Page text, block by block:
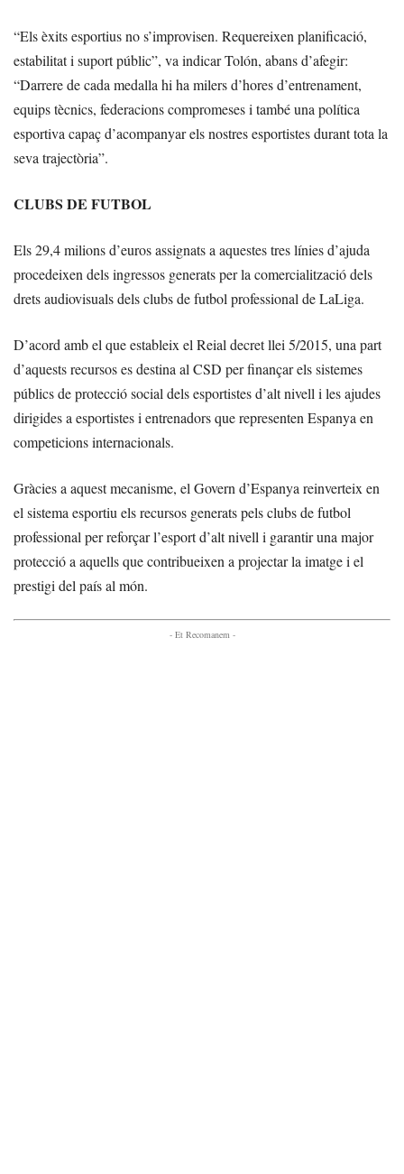
“Els èxits esportius no s’improvisen. Requereixen planificació,
estabilitat i suport públic”, va indicar Tolón, abans d’afegir:
“Darrere de cada medalla hi ha milers d’hores d’entrenament,
equips tècnics, federacions compromeses i també una política
esportiva capaç d’acompanyar els nostres esportistes durant tota la
seva trajectòria”.
CLUBS DE FUTBOL
Els 29,4 milions d’euros assignats a aquestes tres línies d’ajuda
procedeixen dels ingressos generats per la comercialització dels
drets audiovisuals dels clubs de futbol professional de LaLiga.
D’acord amb el que estableix el Reial decret llei 5/2015, una part
d’aquests recursos es destina al CSD per finançar els sistemes
públics de protecció social dels esportistes d’alt nivell i les ajudes
dirigides a esportistes i entrenadors que representen Espanya en
competicions internacionals.
Gràcies a aquest mecanisme, el Govern d’Espanya reinverteix en
el sistema esportiu els recursos generats pels clubs de futbol
professional per reforçar l’esport d’alt nivell i garantir una major
protecció a aquells que contribueixen a projectar la imatge i el
prestigi del país al món.
- Et Recomanem -